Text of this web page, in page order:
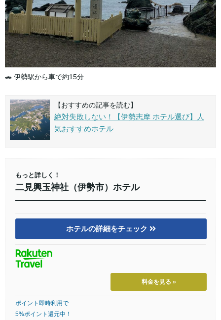
🚗 伊勢駅から車で約15分
【おすすめの記事を読む】
絶対失敗しない！【伊勢志摩 ホテル選び】人
気おすすめホテル
もっと詳しく！
二見興玉神社（伊勢市）ホテル
ホテルの詳細をチェック
料金を見る »
ポイント即時利用で
5%ポイント還元中！